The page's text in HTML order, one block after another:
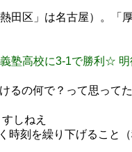
区」は名古屋）。「
高校に3-1で勝利☆
の何で？って思って
しねえ
刻を繰り下げること